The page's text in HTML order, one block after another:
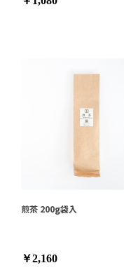
煎茶 200g袋入
￥2,160